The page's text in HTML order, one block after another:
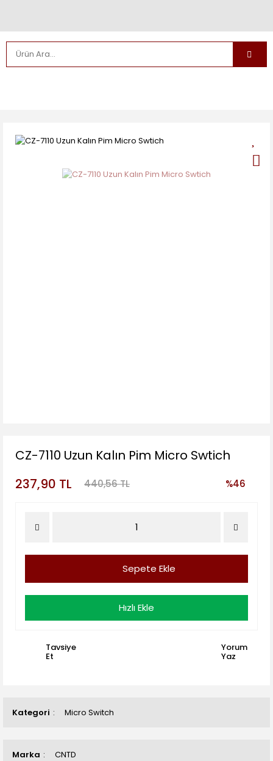
Kategori Micro Switch
Marka CNTD
CZ-7110 Uzun Kalın Pim Micro Swtich
237,90 TL
440,56 TL %46
Sepete Ekle
Hızlı Ekle
Tavsiye
Et
Yorum
Yaz